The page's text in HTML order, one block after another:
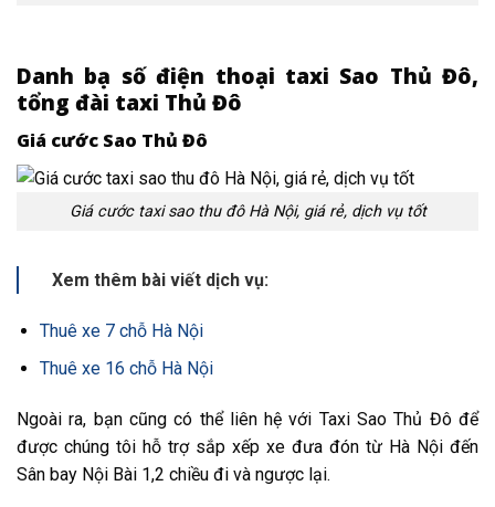
Danh bạ số điện thoại taxi Sao Thủ Đô,
tổng đài taxi Thủ Đô
Giá cước Sao Thủ Đô
Giá cước taxi sao thu đô Hà Nội, giá rẻ, dịch vụ tốt
Xem thêm bài viết dịch vụ:
Thuê xe 7 chỗ Hà Nội
Thuê xe 16 chỗ Hà Nội
Ngoài ra, bạn cũng có thể liên hệ với Taxi Sao Thủ Đô để
được chúng tôi hỗ trợ sắp xếp xe đưa đón từ Hà Nội đến
Sân bay Nội Bài 1,2 chiều đi và ngược lại.